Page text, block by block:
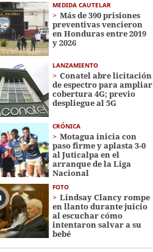
MEDIDA CAUTELAR
Más de 390 prisiones
preventivas vencieron
en Honduras entre 2019
y 2026
LANZAMIENTO
Conatel abre licitación
de espectro para ampliar
cobertura 4G; previo
despliegue al 5G
CRÓNICA
Motagua inicia con
paso firme y aplasta 3-0
al Juticalpa en el
arranque de la Liga
Nacional
FOTO
Lindsay Clancy rompe
en llanto durante juicio
al escuchar cómo
intentaron salvar a su
bebé